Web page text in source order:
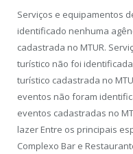
Serviços e equipamentos
identificado nenhuma
cadastrada no MTUR.
turístico não foi
turístico cadastrada no
eventos não foram
eventos cadastradas no
lazer Entre os principais
Complexo Bar e